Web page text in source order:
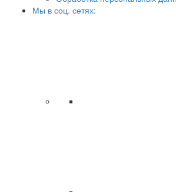
Мы в соц. сетях: